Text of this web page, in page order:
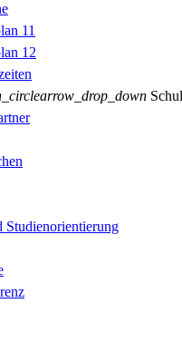
11
12
arrow_drop_down
Studienorientierung